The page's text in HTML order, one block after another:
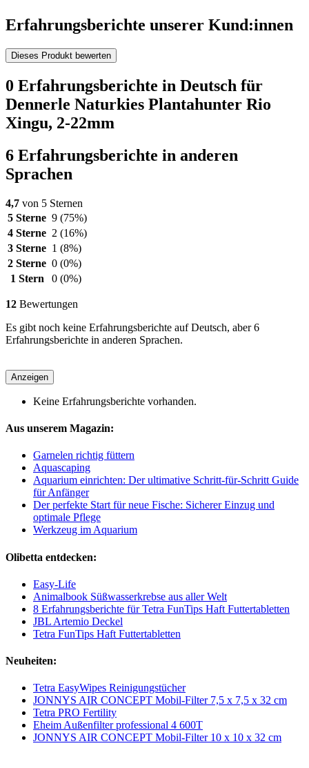
Erfahrungsberichte unserer Kund:innen
Dieses Produkt bewerten
0 Erfahrungsberichte in Deutsch für
Dennerle Naturkies Plantahunter Rio
Xingu, 2-22mm
6 Erfahrungsberichte in anderen
Sprachen
4,7 von 5 Sternen
5 Sterne 9 (75%)
4 Sterne 2 (16%)
3 Sterne 1 (8%)
2 Sterne 0 (0%)
1 Stern
0 (0%)
12 Bewertungen
Es gibt noch keine Erfahrungsberichte auf Deutsch, aber 6
Erfahrungsberichte in anderen Sprachen.
Anzeigen
Keine Erfahrungsberichte vorhanden.
Aus unserem Magazin:
Garnelen richtig füttern
Aquascaping
Aquarium einrichten: Der ultimative Schritt-für-Schritt Guide
für Anfänger
Der perfekte Start für neue Fische: Sicherer Einzug und
optimale Pflege
Werkzeug im Aquarium
Olibetta entdecken:
Easy-Life
Animalbook Süßwasserkrebse aus aller Welt
8 Erfahrungsberichte für Tetra FunTips Haft Futtertabletten
JBL Artemio Deckel
Tetra FunTips Haft Futtertabletten
Neuheiten:
Tetra EasyWipes Reinigungstücher
JONNYS AIR CONCEPT Mobil-Filter 7,5 x 7,5 x 32 cm
Tetra PRO Fertility
Eheim Außenfilter professional 4 600T
JONNYS AIR CONCEPT Mobil-Filter 10 x 10 x 32 cm